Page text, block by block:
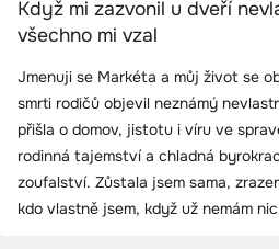
Když mi zazvonil u dveří
všechno mi vzal
Jmenuji se Markéta a můj život se
smrti rodičů objevil neznámý
přišla o domov, jistotu i víru ve
rodinná tajemství a chladná
zoufalství. Zůstala jsem sama,
kdo vlastně jsem, když už nemám